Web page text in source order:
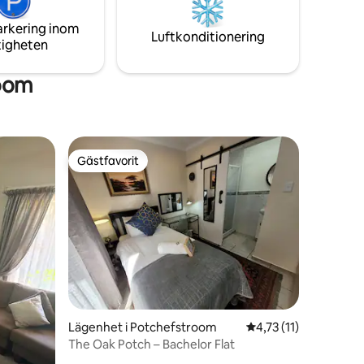
inom
Luftkonditionering
Gästfavorit
Gästfavorit
Lägenhet i Potchefstroom 4,73 av 5 i
4,73 (11)
The Oak Potch – Bachelor Flat